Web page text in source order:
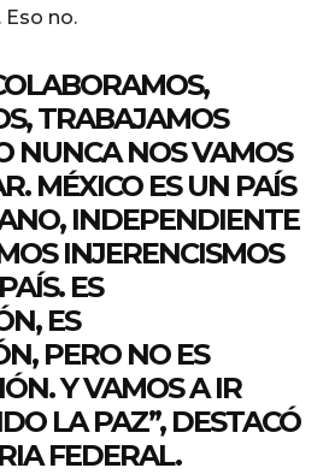
no.
TRABAJAMOS
NUNCA NOS VAMOS
MÉXICO ES UN PAÍS
INDEPENDIENTE
INJERENCISMOS
ES
ES
PERO NO ES
Y VAMOS A IR
LA PAZ”, DESTACÓ
FEDERAL.